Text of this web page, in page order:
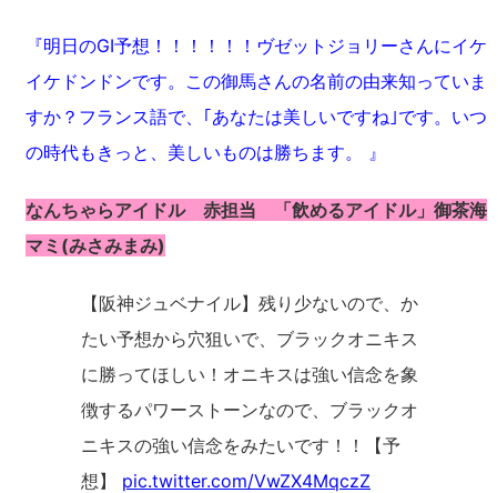
『明日のGⅠ予想！！！！！！ヴゼットジョリーさんにイケ
イケドンドンです。この御馬さんの名前の由来知っていま
すか？フランス語で、｢あなたは美しいですね｣です。いつ
の時代もきっと、美しいものは勝ちます。 』
なんちゃらアイドル 赤担当 「飲めるアイドル」御茶海
マミ(みさみまみ)
【阪神ジュベナイル】残り少ないので、か
たい予想から穴狙いで、ブラックオニキス
に勝ってほしい！オニキスは強い信念を象
徴するパワーストーンなので、ブラックオ
ニキスの強い信念をみたいです！！【予
想】 pic.twitter.com/VwZX4MqczZ